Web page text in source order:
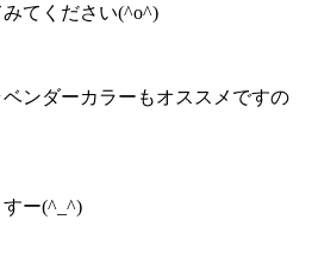
てください(^o^)
ンダーカラーもオススメですの
ー(^_^)